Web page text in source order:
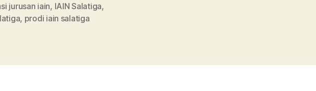
jurusan iain, IAIN Salatiga,
, prodi iain salatiga